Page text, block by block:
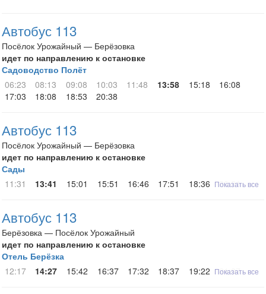
Автобус 113
Посёлок Урожайный — Берёзовка
идет по направлению к остановке
Садоводство Полёт
06:23
08:13 09:08 10:03 11:48 13:58 15:18
16:08
17:03
18:08 18:53 20:38
Автобус 113
Посёлок Урожайный — Берёзовка
идет по направлению к остановке
Сады
11:31
13:41 15:01 15:51 16:46 17:51 18:36 20:21
Показать все
Автобус 113
Берёзовка — Посёлок Урожайный
идет по направлению к остановке
Отель Берёзка
12:17
14:27 15:42 16:37 17:32 18:37 19:22 21:07
Показать все